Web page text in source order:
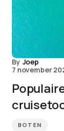
By Joep
7 november
BOTEN